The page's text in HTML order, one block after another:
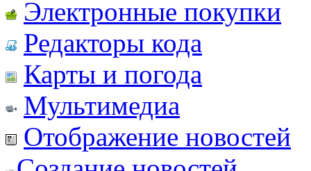
Электронные покупки
Редакторы кода
Карты и погода
Мультимедиа
Отображение новостей